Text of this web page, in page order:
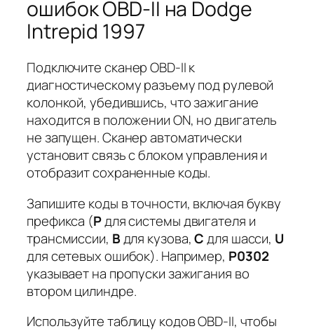
ошибок OBD-II на Dodge
Intrepid 1997
Подключите сканер OBD-II к
диагностическому разъему под рулевой
колонкой, убедившись, что зажигание
находится в положенииON, но двигатель
не запущен. Сканер автоматически
установит связь с блоком управления и
отобразит сохраненные коды.
Запишите коды в точности, включая букву
префикса (Pдля системы двигателя и
трансмиссии, Bдля кузова,Cдля шасси, U
для сетевых ошибок). Например, P0302
указывает на пропуски зажигания во
втором цилиндре.
Используйте таблицу кодов OBD-II, чтобы